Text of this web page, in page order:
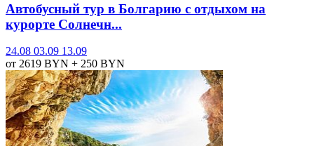
Автобусный тур в Болгарию с отдыхом на
курорте Солнечн...
24.08 03.09 13.09
от 2619 BYN + 250 BYN